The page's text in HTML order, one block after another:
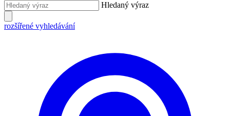
Hledaný výraz
rozšířené vyhledávání